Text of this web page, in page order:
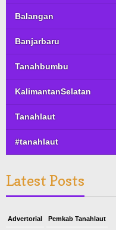
Balangan
Banjarbaru
Tanahbumbu
KalimantanSelatan
Tanahlaut
#tanahlaut
Latest Posts
Advertorial Pemkab Tanahlaut